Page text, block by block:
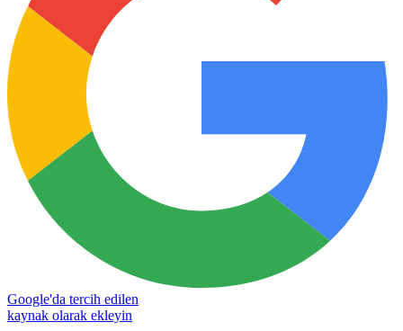
Google'da tercih edilen
kaynak olarak ekleyin